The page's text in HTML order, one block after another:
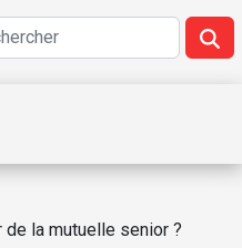
de la mutuelle senior ?